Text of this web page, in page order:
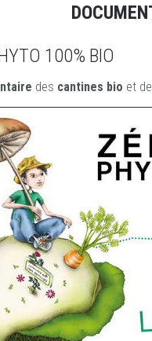
100% BIO
des cantines bio et